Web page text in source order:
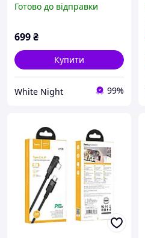
Готово до відправки
699₴
Купити
White Night 99%